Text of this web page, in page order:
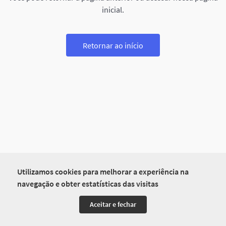
Utilizamos cookies para melhorar a experiência na
navegação e obter estatísticas das visitas
Aceitar e fechar
inicial.
Retornar ao início